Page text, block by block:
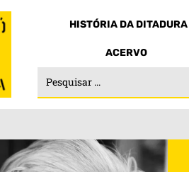
HISTÓRIA DA DITADURA
ACERVO